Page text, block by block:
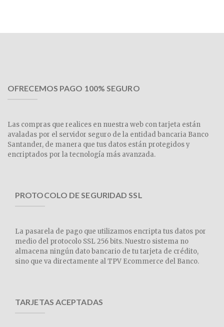
OFRECEMOS PAGO 100% SEGURO
Las compras que realices en nuestra web con tarjeta están
avaladas por el servidor seguro de la entidad bancaria Banco
Santander, de manera que tus datos están protegidos y
encriptados por la tecnología más avanzada.
PROTOCOLO DE SEGURIDAD SSL
La pasarela de pago que utilizamos encripta tus datos por
medio del protocolo SSL 256 bits. Nuestro sistema no
almacena ningún dato bancario de tu tarjeta de crédito,
sino que va directamente al TPV Ecommerce del Banco.
TARJETAS ACEPTADAS